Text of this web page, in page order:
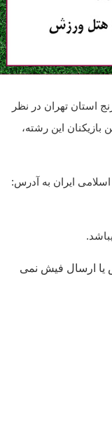
استان تهران در نظر
این رشته،
ایران به آدرس:
یا ارسال فیش نمی